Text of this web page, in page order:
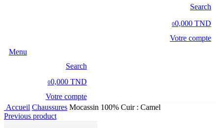
Search
00,000 TND
Votre compte
Menu
Search
00,000 TND
Votre compte
Accueil Chaussures Mocassin 100% Cuir : Camel
Previous product